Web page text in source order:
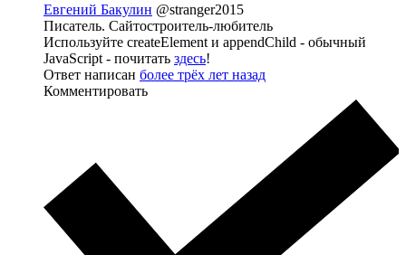
Евгений Бакулин @stranger2015
Писатель. Сайтостроитель-любитель
Используйте createElement и appendChild - обычный
JavaScript - почитать здесь!
Ответ написан более трёх лет назад
Комментировать